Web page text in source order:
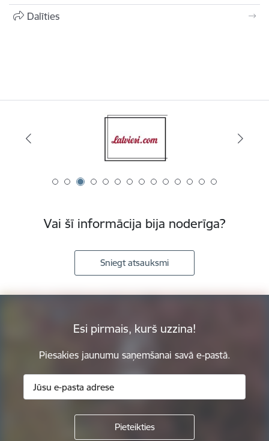
Dalīties
Vai šī informācija bija noderīga?
Sniegt atsauksmi
Esi pirmais, kurš uzzina!
Piesakies jaunumu saņemšanai savā e-pastā.